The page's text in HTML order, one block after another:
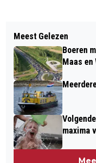
GROOT FEEST
(2009)
BRENG JOUW
NAAR HET
Meest Gelezen
Boeren
Maas en
maxima